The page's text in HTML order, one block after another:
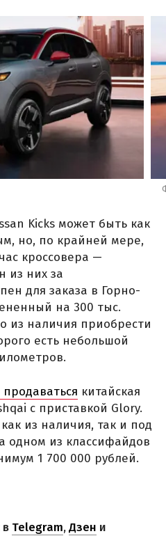
Kicks может быть как
но, по крайней мере,
кроссовера —
из них за
для заказа в Горно-
на 300 тыс.
из наличия приобрести
есть небольшой
китайская
с приставкой Glory.
из наличия, так и под
одном из классифайдов
1 700 000 рублей.
в Telegram,Дзен и